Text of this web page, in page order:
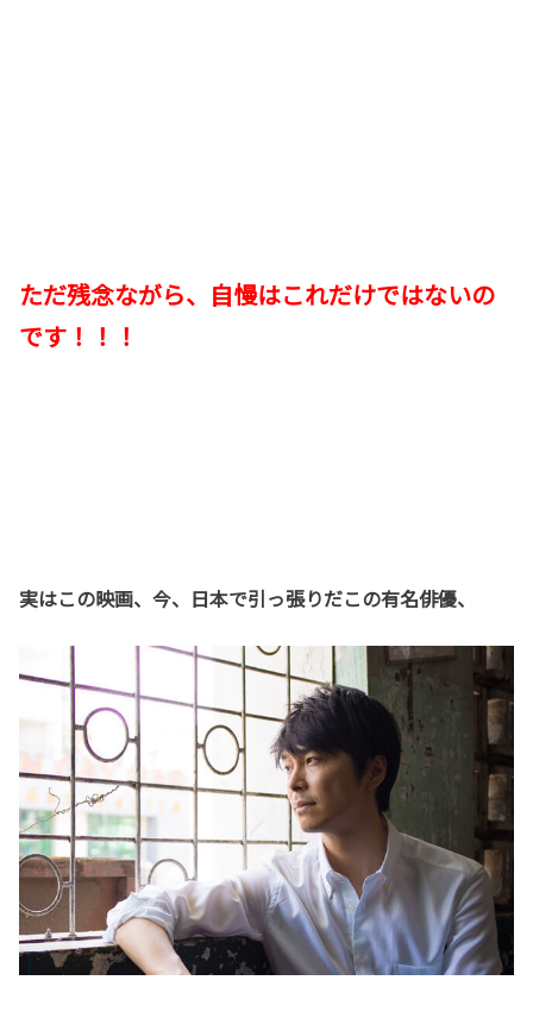
ただ残念ながら、自慢はこれだけではないの
です！！！
実はこの映画、今、日本で引っ張りだこの有名俳優、